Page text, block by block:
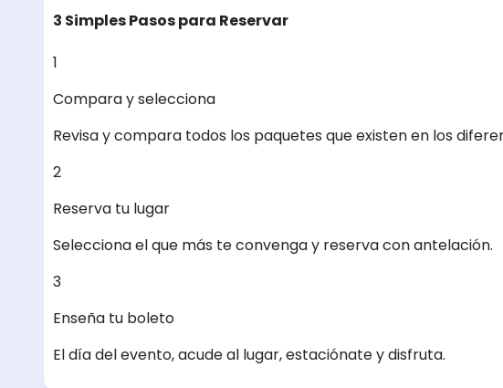
3 Simples Pasos para Reservar
1
Compara y selecciona
Revisa y compara todos los paquetes que existen en los
2
Reserva tu lugar
Selecciona el que más te convenga y reserva con antelación.
3
Enseña tu boleto
El día del evento, acude al lugar, estaciónate y disfruta.